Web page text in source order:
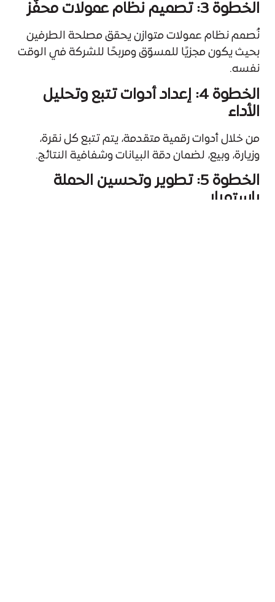
الخطوة 3: تصميم نظام عمولات محفّز
نُصمم نظام عمولات متوازن يحقق مصلحة الطرفين
بحيث يكون مجزيًا للمسوّق ومربحًا للشركة في الوقت
نفسه.
الخطوة 4: إعداد أدوات تتبع وتحليل
الأداء
من خلال أدوات رقمية متقدمة، يتم تتبع كل نقرة،
وزيارة، وبيع، لضمان دقة البيانات وشفافية النتائج.
الخطوة 5: تطوير وتحسين الحملة
باستمرار